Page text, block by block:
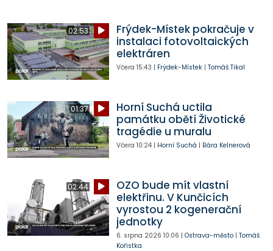
02:53
Frýdek-Místek pokračuje v
instalaci fotovoltaických
elektráren
Včera 15:43 | Frýdek-Místek| Tomáš Tikal
01:37
Horní Suchá uctila
památku obětí Životické
tragédie u muralu
Včera 10:24| Horní Suchá | Bára Kelnerová
02:44
OZO bude mít vlastní
elektřinu. V Kunčicích
vyrostou 2 kogenerační
jednotky
6. srpna 2026 10:06 | Ostrava-město| Tomáš
Kořistka